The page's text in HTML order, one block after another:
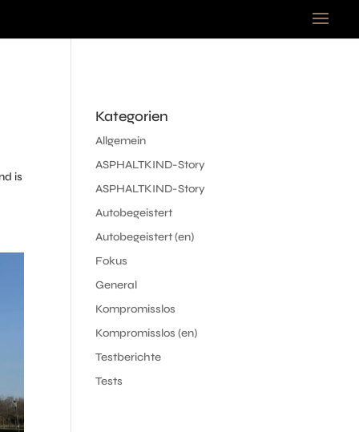
is
Kategorien
Allgemein
ASPHALTKIND-Story
ASPHALTKIND-Story
Autobegeistert
Autobegeistert (en)
Fokus
General
Kompromisslos
Kompromisslos (en)
Testberichte
Tests